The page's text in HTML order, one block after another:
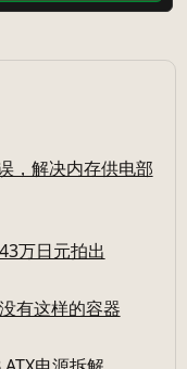
，解决内存供电部
万日元拍出
有这样的容器